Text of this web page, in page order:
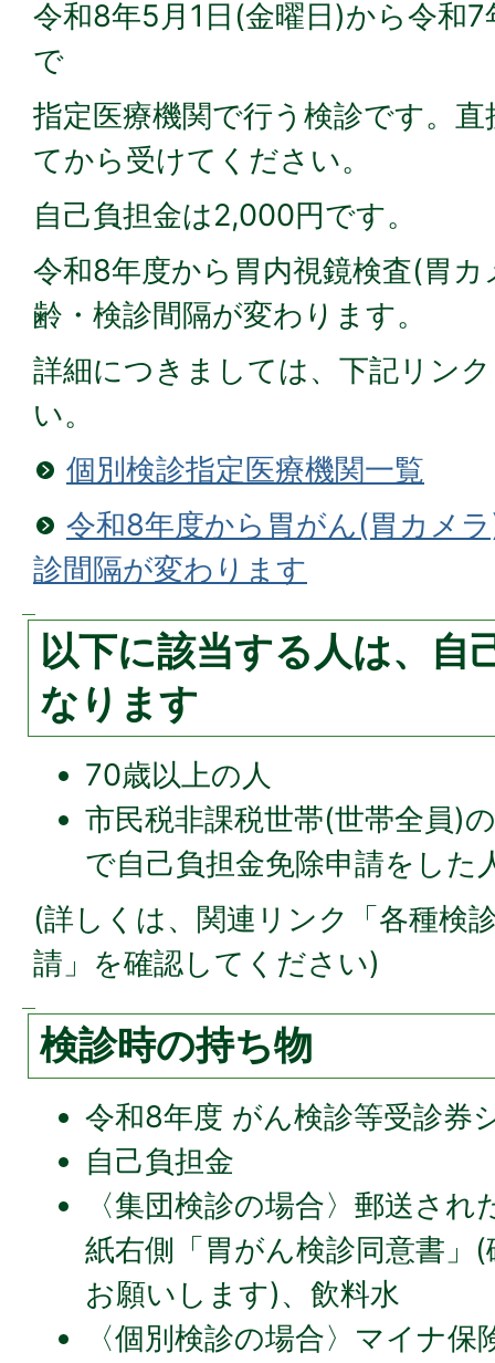
令和8年5月1日(金曜日)から令和
で
指定医療機関で行う検診です。
てから受けてください。
自己負担金は2,000円です。
令和8年度から胃内視鏡検査(胃
齢・検診間隔が変わります。
詳細につきましては、下記リン
い。
個別検診指定医療機関一覧
令和8年度から胃がん(胃カメ
診間隔が変わります
以下に該当する人は、自
なります
70歳以上の人
市民税非課税世帯(世帯全員)
で自己負担金免除申請をした
(詳しくは、関連リンク「各種検
請」を確認してください)
検診時の持ち物
令和8年度 がん検診等受診券
自己負担金
〈集団検診の場合〉郵送さ
紙右側「胃がん検診同意書」
お願いします)、飲料水
〈個別検診の場合〉マイナ